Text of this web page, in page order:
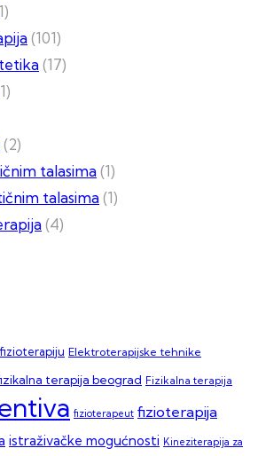
(101)
(17)
(2)
talasima(1)
talasima(1)
(4)
Elektroterapijske tehnike
terapija beograd Fizikalna terapija
fizioterapeut fizioterapija
istraživačke mogućnosti Kineziterapija za